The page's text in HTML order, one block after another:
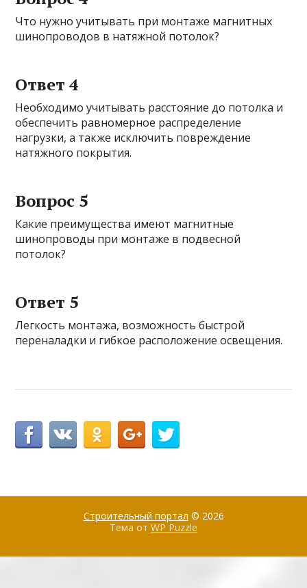
Что нужно учитывать при монтаже магнитных
шинопроводов в натяжной потолок?
Ответ 4
Необходимо учитывать расстояние до потолка и
обеспечить равномерное распределение
нагрузки, а также исключить повреждение
натяжного покрытия.
Вопрос 5
Какие преимущества имеют магнитные
шинопроводы при монтаже в подвесной
потолок?
Ответ 5
Легкость монтажа, возможность быстрой
переналадки и гибкое расположение освещения.
Строительный портал © 2026
Тема от WP Puzzle